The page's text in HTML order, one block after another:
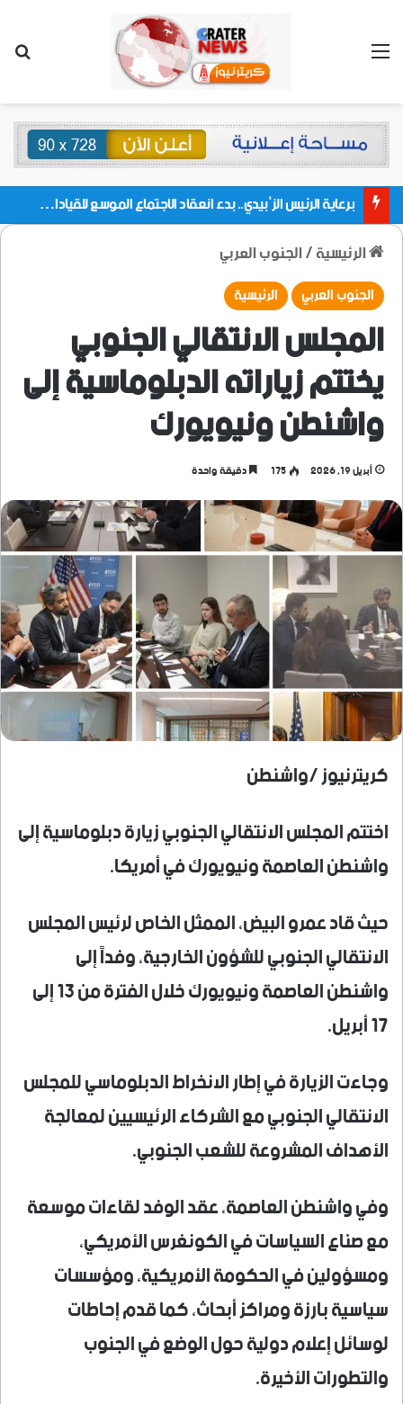
القائمة
برعاية الرئيس الزُبيدي.. بدء انعقاد الاجتماع الموسع للقيادات المحلية بالعاصمة ولمديريات وكتل مجلس العموم ومنسقيات الجامعة بالعاصمة عدن
الرئيسية/الجنوب العربي
الجنوب العربي الرئيسية
المجلس الانتقالي الجنوبي
يختتم زياراته الدبلوماسية إلى
واشنطن ونيويورك
أبريل 19, 2026 175 دقيقة واحدة
كريترنيوز /واشنطن
اختتم المجلس الانتقالي الجنوبي زيارة دبلوماسية إلى
واشنطن العاصمة ونيويورك في أمريكا.
حيث قاد عمرو البيض، الممثل الخاص لرئيس المجلس
الانتقالي الجنوبي للشؤون الخارجية، وفداً إلى
واشنطن العاصمة ونيويورك خلال الفترة من 13 إلى
17 أبريل.
وجاءت الزيارة في إطار الانخراط الدبلوماسي للمجلس
الانتقالي الجنوبي مع الشركاء الرئيسيين لمعالجة
الأهداف المشروعة للشعب الجنوبي.
وفي واشنطن العاصمة، عقد الوفد لقاءات موسعة
مع صناع السياسات في الكونغرس الأمريكي،
ومسؤولين في الحكومة الأمريكية، ومؤسسات
سياسية بارزة ومراكز أبحاث، كما قدم إحاطات
لوسائل إعلام دولية حول الوضع في الجنوب
والتطورات الأخيرة.